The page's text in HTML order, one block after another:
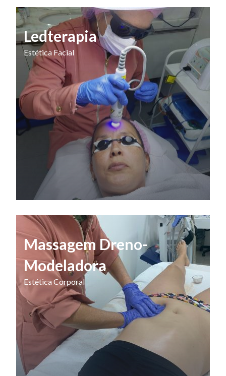
Ledterapia
Estética Facial
Massagem Dreno-
Modeladora
Estética Corporal